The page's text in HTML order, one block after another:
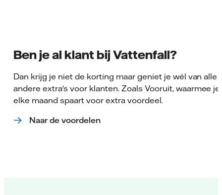
Ben je al klant bij Vattenfall?
Dan krijg je niet de korting maar geniet je wél van alle
andere extra's voor klanten. Zoals Vooruit, waarmee je
elke maand spaart voor extra voordeel.
Naar de voordelen